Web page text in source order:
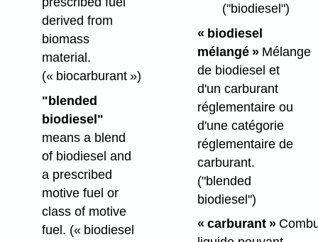
derived from
biomass
material.
(« biocarburant »)
"blended
biodiesel"
means a blend
of biodiesel and
a prescribed
motive fuel or
class of motive
fuel. (« biodiesel
("biodiesel")
« biodiesel
mélangé »Mélange
de biodiesel et
d'un carburant
réglementaire ou
d'une catégorie
réglementaire de
carburant.
("blended
biodiesel")
« carburant »